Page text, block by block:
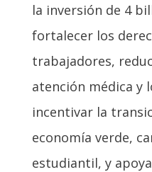
la inversión de 4
fortalecer los
trabajadores,
atención médica y
incentivar la
economía verde,
estudiantil, y